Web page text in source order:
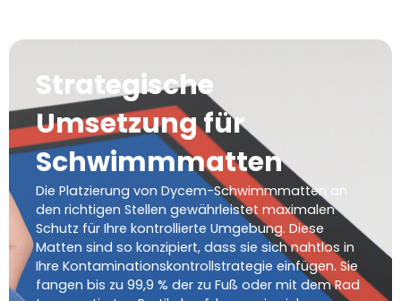
Strategische
Umsetzung für
Schwimmmatten
Die Platzierung von Dycem-Schwimmmatten an
den richtigen Stellen gewährleistet maximalen
Schutz für Ihre kontrollierte Umgebung. Diese
Matten sind so konzipiert, dass sie sich nahtlos in
Ihre Kontaminationskontrollstrategie einfügen. Sie
fangen bis zu 99,9 % der zu Fuß oder mit dem Rad